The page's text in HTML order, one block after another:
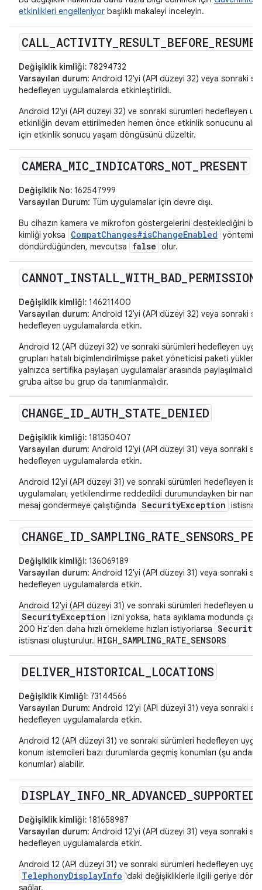
etkinlikleri engelleniyor başlıklı makaleyi inceleyin.
CALL ACTIVITY_ RESULT BEFORE RESUME
Değişiklik kimliği: 78294732
Varsayılan durum: Android 12'yi (API düzeyi 32) veya sonraki
hedefleyen uygulamalarda etkinleştirildi.
Android 12'yi (API düzeyi 32) ve sonraki sürümleri hedefleyen
etkinliğin devam ettirilmeden hemen önce etkinlik sonucunu
için etkinlik sonucu yaşam döngüsünü düzeltir.
CAMERA_ MIC INDICATORS NOT PRESENT
Değişiklik No: 162547999
Varsayılan Durum: Tüm uygulamalar için devre dışı.
Bu cihazın kamera ve mikrofon göstergelerini desteklediğini
kimliği yoksa
CompatChanges#isChangeEnabled yöntemi
döndürdüğünden, mevcutsa false olur.
CANNOT INSTALL _WITH BAD PERMISSION
Değişiklik kimliği: 146211400
Varsayılan durum: Android 12'yi (API düzeyi 32) veya sonraki
hedefleyen uygulamalarda etkin.
Android 12 (API düzeyi 32) ve sonraki sürümleri hedefleyen
grupları hatalı biçimlendirilmişse paket yöneticisi paketi
yalnızca sertifika paylaşan uygulamalar arasında
gruba aitse bu grup da tanımlanmalıdır.
CHANGE ID AUTH _STATE DENIED
Değişiklik kimliği: 181350407
Varsayılan durum: Android 12'yi (API düzeyi 31) veya sonraki
hedefleyen uygulamalarda etkin.
Android 12'yi (API düzeyi 31) ve sonraki sürümleri hedefleyen
uygulamaları, yetkilendirme reddedildi durumundayken bir nano
mesaj göndermeye çalıştığında SecurityException
CHANGE ID SAMPLING RATE SENSORS
Değişiklik kimliği: 136069189
Varsayılan durum: Android 12'yi (API düzeyi 31) veya sonraki
hedefleyen uygulamalarda etkin.
Android 12'yi (API düzeyi 31) ve sonraki sürümleri hedefleyen
SecurityException izni yoksa, hata ayıklama modunda
200 Hz'den daha hızlı örnekleme hızları istiyorlarsa
istisnası oluşturulur. HIGH_SAMPLING_RATE_SENSORS
DELIVER_ HISTORICAL LOCATIONS
Değişiklik Kimliği: 73144566
Varsayılan Durum: Android 12'yi (API düzeyi 31) veya sonraki
hedefleyen uygulamalarda etkin.
Android 12 (API düzeyi 31) ve sonraki sürümleri hedefleyen
konum istemcileri bazı durumlarda geçmiş konumları (şu andan
konumlar) alabilir.
DISPLAY_ INFO NR_ ADVANCED SUPPORTED
Değişiklik kimliği: 181658987
Varsayılan durum: Android 12'yi (API düzeyi 31) veya sonraki
hedefleyen uygulamalarda etkin.
Android 12 (API düzeyi 31) ve sonraki sürümleri hedefleyen
TelephonyDisplayInfo 'daki değişikliklerle ilgili geriye
sağlar.